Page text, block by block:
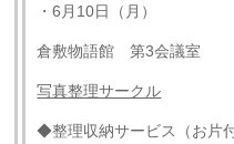
・6月10日（月）
倉敷物語館 第3会議室
写真整理サークル
◆整理収納サービス（お片